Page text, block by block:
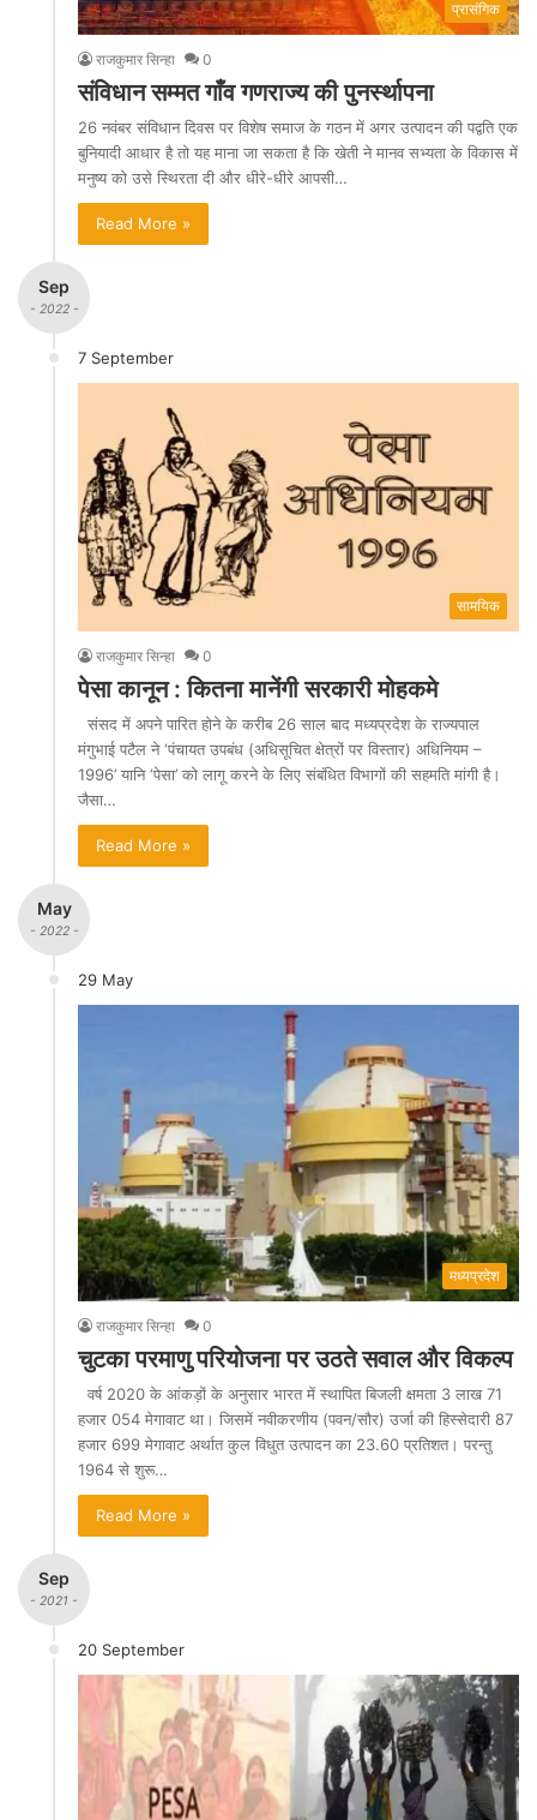
प्रासंगिक
राजकुमार सिन्हा 0
संविधान सम्मत गाँव गणराज्य की पुनर्स्थापना
26 नवंबर संविधान दिवस पर विशेष समाज के गठन में अगर उत्पादन की पद्वति एक
बुनियादी आधार है तो यह माना जा सकता है कि खेती ने मानव सभ्यता के विकास में
मनुष्य को उसे स्थिरता दी और धीरे-धीरे आपसी…
Read More »
Sep
- 2022 -
7 September
सामयिक
राजकुमार सिन्हा 0
पेसा कानून : कितना मानेंगी सरकारी मोहकमे
संसद में अपने पारित होने के करीब 26 साल बाद मध्यप्रदेश के राज्यपाल
मंगुभाई पटैल ने ‘पंचायत उपबंध (अधिसूचित क्षेत्रों पर विस्तार) अधिनियम –
1996’ यानि ‘पेसा’ को लागू करने के लिए संबंधित विभागों की सहमति मांगी है।
जैसा…
Read More »
May
- 2022 -
29 May
मध्यप्रदेश
राजकुमार सिन्हा 0
चुटका परमाणु परियोजना पर उठते सवाल और विकल्प
वर्ष 2020 के आंकड़ों के अनुसार भारत में स्थापित बिजली क्षमता 3 लाख 71
हजार 054 मेगावाट था। जिसमें नवीकरणीय (पवन/सौर) उर्जा की हिस्सेदारी 87
हजार 699 मेगावाट अर्थात कुल विधुत उत्पादन का 23.60 प्रतिशत। परन्तु
1964 से शुरू…
Read More »
Sep
- 2021 -
20 September